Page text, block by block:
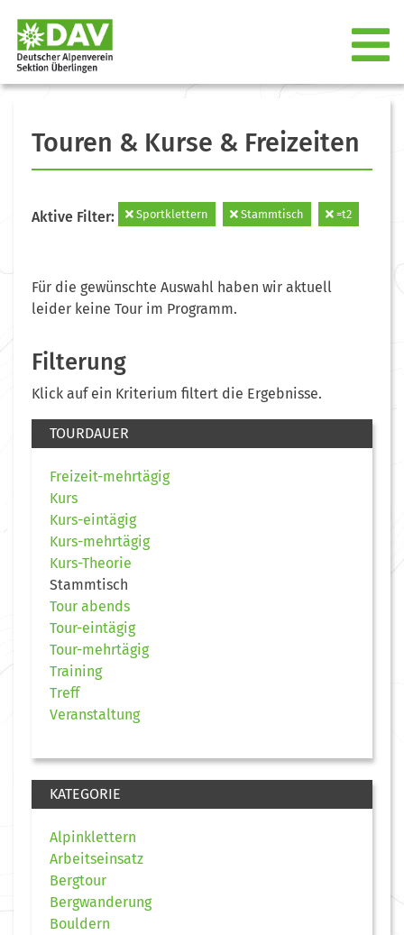
Touren & Kurse & Freizeiten
Aktive Filter: Sportklettern Stammtisch =t2
Für die gewünschte Auswahl haben wir aktuell
leider keine Tour im Programm.
Filterung
Klick auf ein Kriterium filtert die Ergebnisse.
TOURDAUER
Freizeit-mehrtägig
Kurs
Kurs-eintägig
Kurs-mehrtägig
Kurs-Theorie
Stammtisch
Tour abends
Tour-eintägig
Tour-mehrtägig
Training
Treff
Veranstaltung
KATEGORIE
Alpinklettern
Arbeitseinsatz
Bergtour
Bergwanderung
Bouldern